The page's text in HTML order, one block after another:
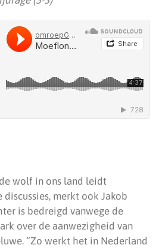
wolf in ons land leidt
merkt ook Jakob
is bedreigd vanwege de
over de aanwezigheid van
“Zo werkt het in Nederland